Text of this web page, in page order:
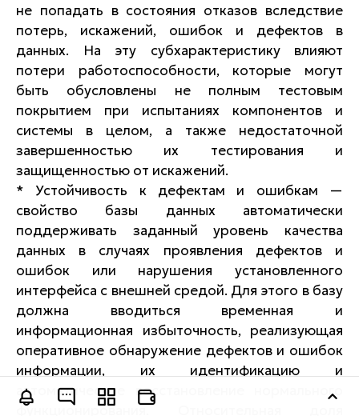
не попадать в состояния отказов вследствие
потерь, искажений, ошибок и дефектов в
данных. На эту субхарактеристику влияют
потери работоспособности, которые могут
быть обусловлены не полным тестовым
покрытием при испытаниях компонентов и
системы в целом, а также недостаточной
завершенностью их тестирования и
защищенностью от искажений.
* Устойчивость к дефектам и ошибкам —
свойство базы данных автоматически
поддерживать заданный уровень качества
данных в случаях проявления дефектов и
ошибок или нарушения установленного
интерфейса с внешней средой. Для этого в базу
должна вводиться временная и
информационная избыточность, реализующая
оперативное обнаружение дефектов и ошибок
информации, их идентификацию и
автоматическое восстановление нормального
функционирования. Относительная доля
Оставить заявку